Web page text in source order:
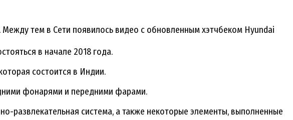
тем в Сети появилось видео с обновленным хэтчбеком Hyundai
в начале 2018 года.
состоится в Индии.
фонарями и передними фарами.
система, а также некоторые элементы, выполненные